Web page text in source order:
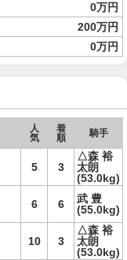
0万円
200万円
0万円
人
気
着
順
騎手
5 3
△森 裕
太朗
(53.0kg)
6 6
武 豊
(55.0kg)
10 3
△森 裕
太朗
(53.0kg)